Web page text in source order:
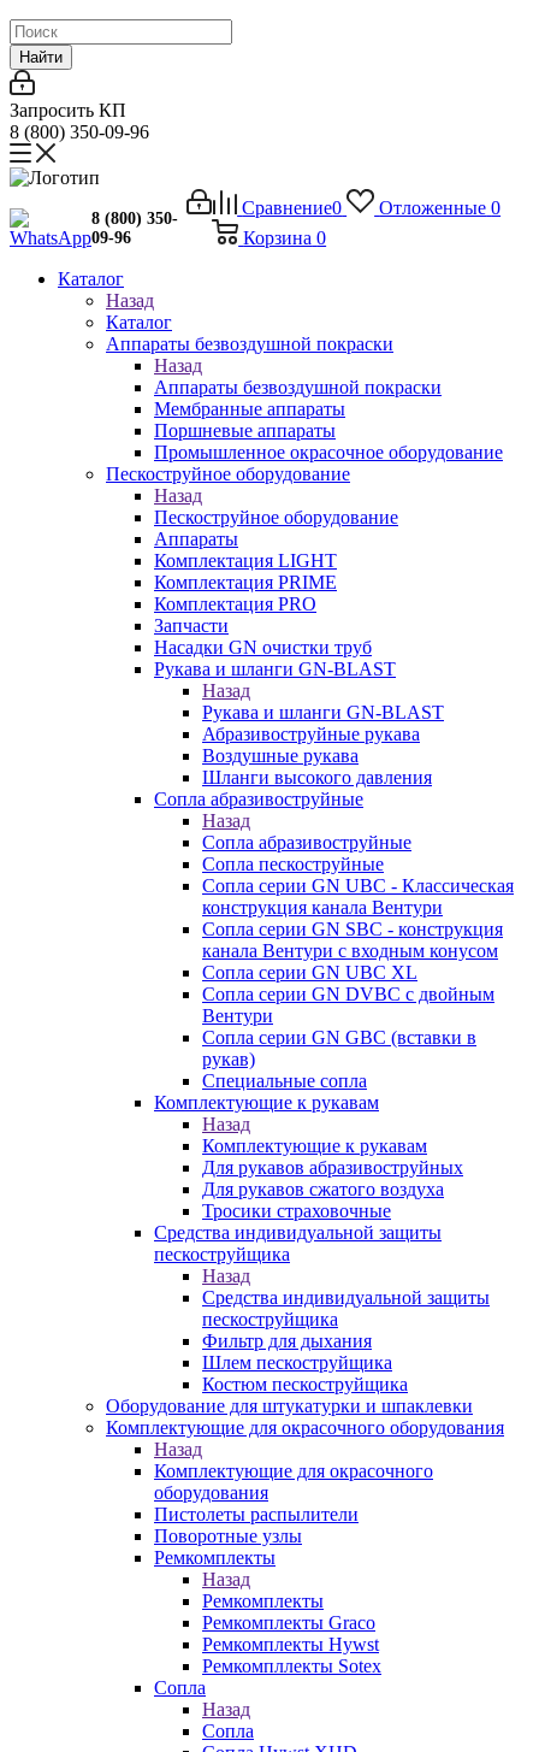
Найти
Запросить КП
8 (800) 350-09-96
Сравнение0 Отложенные 0
Корзина 0
8 (800) 350-
09-96
Каталог
Назад
Каталог
Аппараты безвоздушной покраски
Назад
Аппараты безвоздушной покраски
Мембранные аппараты
Поршневые аппараты
Промышленное окрасочное оборудование
Пескоструйное оборудование
Назад
Пескоструйное оборудование
Аппараты
Комплектация LIGHT
Комплектация PRIME
Комплектация PRO
Запчасти
Насадки GN очистки труб
Рукава и шланги GN-BLAST
Назад
Рукава и шланги GN-BLAST
Абразивоструйные рукава
Воздушные рукава
Шланги высокого давления
Сопла абразивоструйные
Назад
Сопла абразивоструйные
Сопла пескоструйные
Сопла серии GN UBC - Классическая
конструкция канала Вентури
Сопла серии GN SBC - конструкция
канала Вентури c входным конусом
Сопла серии GN UBC XL
Сопла серии GN DVBC с двойным
Вентури
Сопла серии GN GBC (вставки в
рукав)
Специальные сопла
Комплектующие к рукавам
Назад
Комплектующие к рукавам
Для рукавов абразивоструйных
Для рукавов сжатого воздуха
Тросики страховочные
Средства индивидуальной защиты
пескоструйщика
Назад
Средства индивидуальной защиты
пескоструйщика
Фильтр для дыхания
Шлем пескоструйщика
Костюм пескоструйщика
Оборудование для штукатурки и шпаклевки
Комплектующие для окрасочного оборудования
Назад
Комплектующие для окрасочного
оборудования
Пистолеты распылители
Поворотные узлы
Ремкомплекты
Назад
Ремкомплекты
Ремкомплекты Graco
Ремкомплекты Hywst
Ремкомпллекты Sotex
Сопла
Назад
Сопла